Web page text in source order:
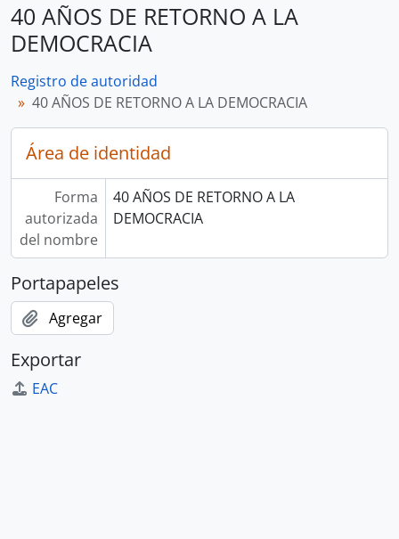
40 AÑOS DE RETORNO A LA
DEMOCRACIA
Registro de autoridad
40 AÑOS DE RETORNO A LA DEMOCRACIA
Área de identidad
Forma
autorizada
del nombre
40 AÑOS DE RETORNO A LA
DEMOCRACIA
Portapapeles
Agregar
Exportar
EAC